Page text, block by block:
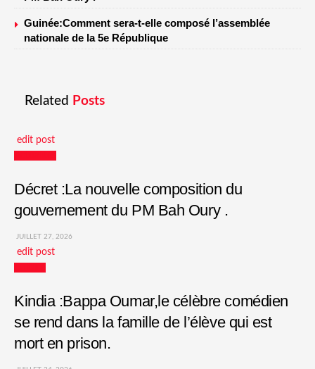
Guinée:Comment sera-t-elle composé l’assemblée
nationale de la 5e République
Related Posts
edit post
Décret :La nouvelle composition du
gouvernement du PM Bah Oury .
JUILLET 27, 2026
edit post
Kindia :Bappa Oumar,le célèbre comédien
se rend dans la famille de l’élève qui est
mort en prison.